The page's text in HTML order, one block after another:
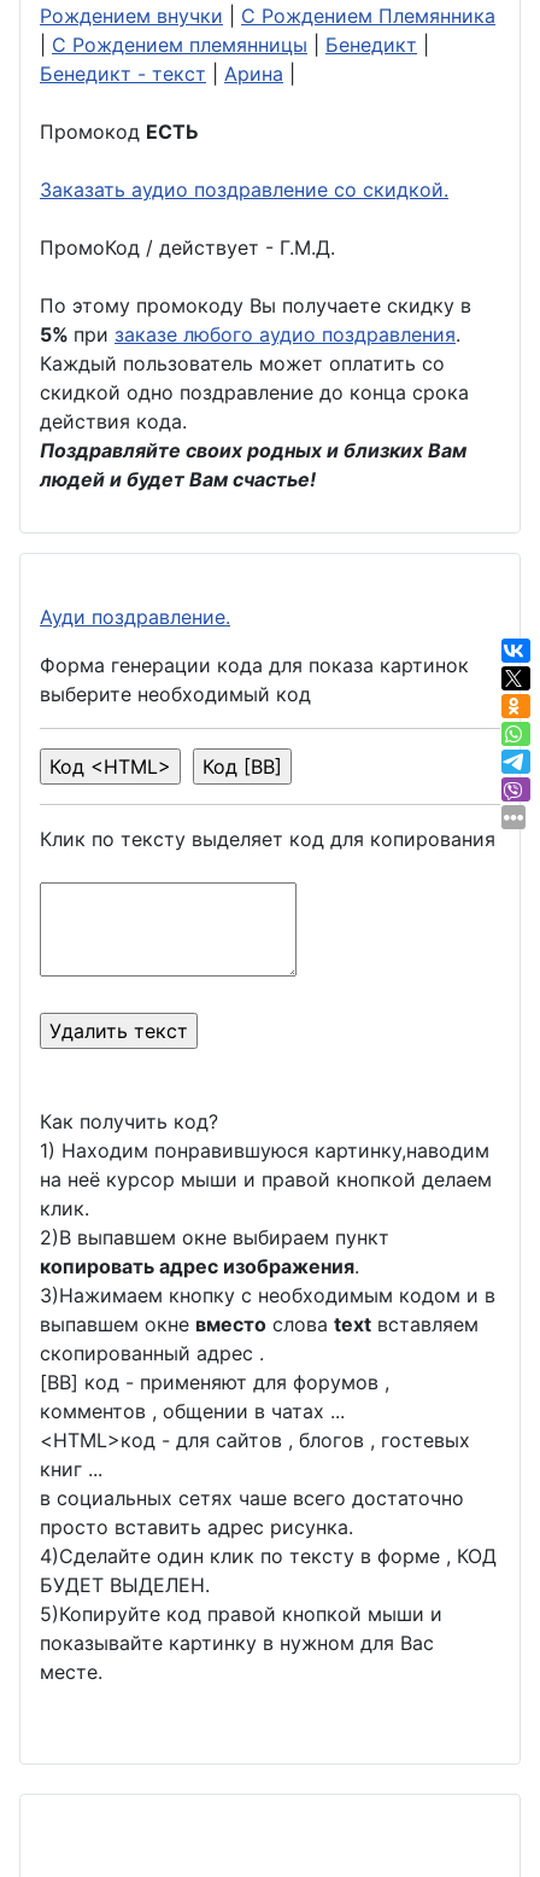
Рождением внучки
С Рождением Племянника
С Рождением племянницы Бенедикт
Бенедикт - текст
Арина
Промокод ЕСТЬ
Заказать аудио поздравление со скидкой.
ПромоКод / действует - Г.М.Д.
По этому промокоду Вы получаете скидку в
5% при заказе любого аудио поздравления.
Каждый пользователь может оплатить со
скидкой одно поздравление до конца срока
действия кода.
Поздравляйте своих родных и близких Вам
людей и будет Вам счастье!
Ауди поздравление.
Форма генерации кода для показа картинок
выберите необходимый код
Клик по тексту выделяет код для копирования
Как получить код?
1) Находим понравившуюся картинку,наводим
на неё курсор мыши и правой кнопкой делаем
клик.
2)В выпавшем окне выбираем пункт
копировать адрес изображения.
3)Нажимаем кнопку с необходимым кодом и в
выпавшем окне вместо слова text вставляем
скопированный адрес .
[BB] код - применяют для форумов ,
комментов , общении в чатах ...
<HTML>код - для сайтов , блогов , гостевых
книг ...
в социальных сетях чаше всего достаточно
просто вставить адрес рисунка.
4)Сделайте один клик по тексту в форме , КОД
БУДЕТ ВЫДЕЛЕН.
5)Копируйте код правой кнопкой мыши и
показывайте картинку в нужном для Вас
месте.